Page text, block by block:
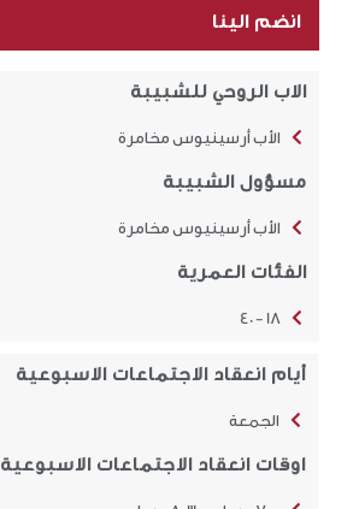
انضم الينا
الاب الروحي للشبيبة
الأب أرسينيوس مخامرة
مسؤول الشبيبة
الأب أرسينيوس مخامرة
الفئات العمرية
18 - 40
أيام انعقاد الاجتماعات الاسبوعية
الجمعة
اوقات انعقاد الاجتماعات الاسبوعية